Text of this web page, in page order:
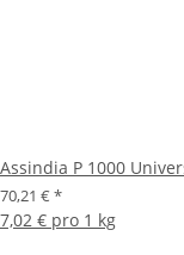
Assindia P 1000
70,21 € *
7,02 € pro 1 kg